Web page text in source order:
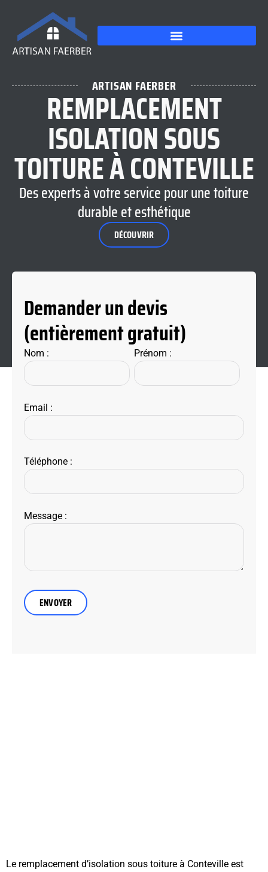
ARTISAN FAERBER
REMPLACEMENT
ISOLATION SOUS
TOITURE À CONTEVILLE
Des experts à votre service pour une toiture
durable et esthétique
DÉCOUVRIR
Demander un devis
(entièrement gratuit)
Nom : Prénom :
Email :
Téléphone :
Message :
Le remplacement d’isolation sous toiture à Conteville est